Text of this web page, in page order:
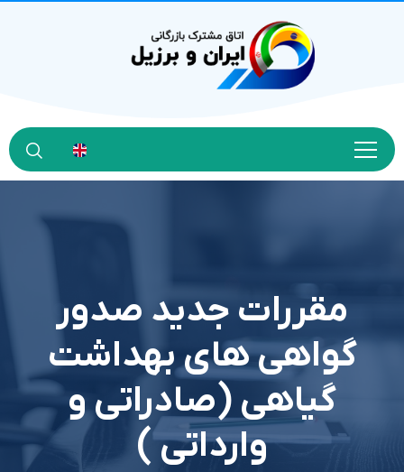
مقررات جديد صدور
گواهي هاي بهداشت
گياهي (صادراتي و
وارداتي )